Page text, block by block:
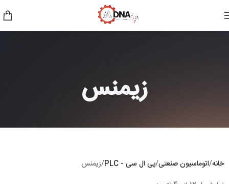
زیمنس
خانه اتوماسیون صنعتی پی ال سی - PLC
زیمنس